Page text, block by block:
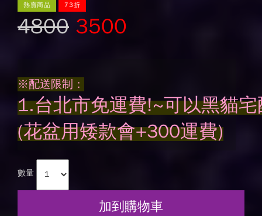
熱賣商品 73折
4800 3500
※配送限制：
1.台北市免運費!~可以黑貓宅
(花盆用矮款會+300運費)
數量
加到購物車